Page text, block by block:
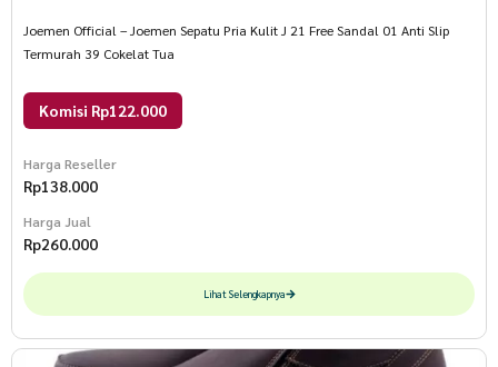
Joemen Official – Joemen Sepatu Pria Kulit J 21 Free Sandal 01 Anti Slip
Termurah 39 Cokelat Tua
Komisi Rp122.000
Harga Reseller
Rp138.000
Harga Jual
Rp260.000
Lihat Selengkapnya